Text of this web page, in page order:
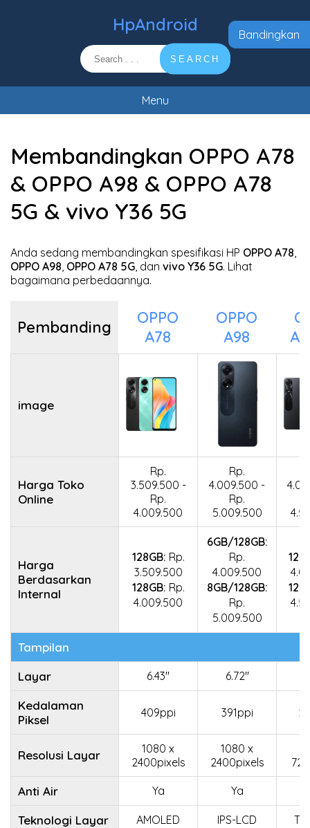
HpAndroid
SEARCH
Menu
Membandingkan OPPO A78
& OPPO A98 & OPPO A78
5G & vivo Y36 5G
Anda sedang membandingkan spesifikasi HP OPPO A78,
OPPO A98, OPPO A78 5G, dan vivo Y36 5G. Lihat
bagaimana perbedaannya.
Pembanding
OPPO
A78
OPPO
A98
image
Harga Toko
Online
Rp.
3.509.500 -
Rp.
4.009.500
Rp.
4.009.500 -
Rp.
5.009.500
Harga
Berdasarkan
Internal
128GB: Rp.
3.509.500
128GB: Rp.
4.009.500
6GB/128GB:
Rp.
4.009.500
8GB/128GB:
Rp.
5.009.500
Tampilan
Layar
6.43" 6.72"
Kedalaman
Piksel
409ppi 391ppi
Resolusi Layar
1080 x
2400pixels
1080 x
2400pixels
Anti Air Ya Ya
Teknologi Layar AMOLED IPS-LCD
Bandingkan